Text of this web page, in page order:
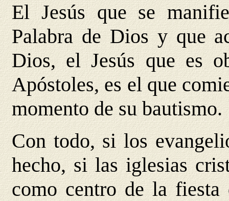
El Jesús que se
Palabra de Dios y que
Dios, el Jesús que es
Apóstoles, es el que
momento de su bautismo.
Con todo, si los
hecho, si las iglesias
como centro de la